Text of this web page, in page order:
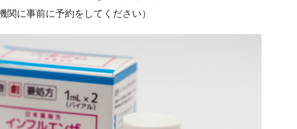
関に事前に予約をしてください）